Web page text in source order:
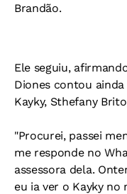
Brandão.
Ele seguiu,
Diones contou
Kayky, Sthefany
"Procurei, passei
me responde no
assessora dela.
eu ia ver o Kayky